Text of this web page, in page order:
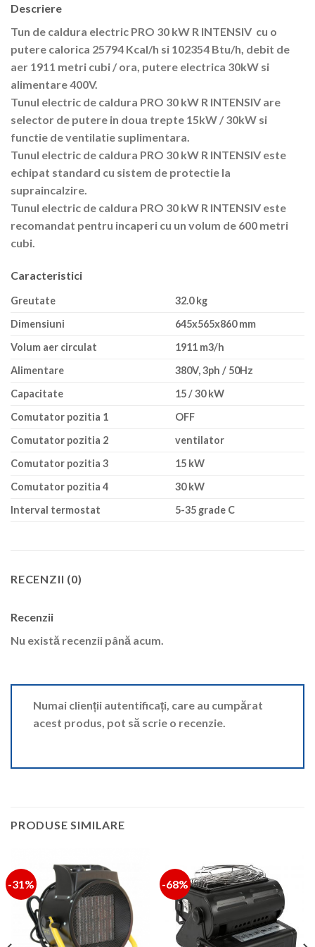
Descriere
Tun de caldura electric PRO 30 kW R INTENSIV cu o
putere calorica 25794 Kcal/h si 102354 Btu/h, debit de
aer 1911 metri cubi / ora, putere electrica 30kW si
alimentare 400V.
Tunul electric de caldura PRO 30 kW R INTENSIV are
selector de putere in doua trepte 15kW / 30kW si
functie de ventilatie suplimentara.
Tunul electric de caldura PRO 30 kW R INTENSIV este
echipat standard cu sistem de protectie la
supraincalzire.
Tunul electric de caldura PRO 30 kW R INTENSIV este
recomandat pentru incaperi cu un volum de 600 metri
cubi.
Caracteristici
Greutate
32.0 kg
Dimensiuni
645x565x860 mm
Volum aer circulat
1911 m3/h
Alimentare
380V, 3ph / 50Hz
Capacitate
15 / 30 kW
Comutator pozitia 1
OFF
Comutator pozitia 2
ventilator
Comutator pozitia 3
15 kW
Comutator pozitia 4
30 kW
Interval termostat
5-35 grade C
RECENZII (0)
Recenzii
Nu există recenzii până acum.
Numai clienții autentificați, care au cumpărat
acest produs, pot să scrie o recenzie.
PRODUSE SIMILARE
-31% -68%